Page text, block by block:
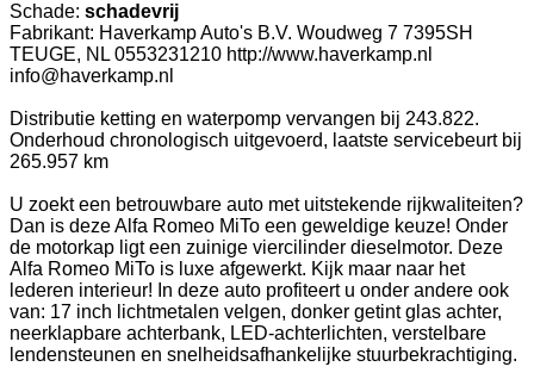
Schade: schadevrij
Fabrikant: Haverkamp Auto's B.V. Woudweg 7 7395SH
TEUGE, NL 0553231210 http://www.haverkamp.nl
info@haverkamp.nl
Distributie ketting en waterpomp vervangen bij 243.822.
Onderhoud chronologisch uitgevoerd, laatste servicebeurt bij
265.957 km
U zoekt een betrouwbare auto met uitstekende rijkwaliteiten?
Dan is deze Alfa Romeo MiTo een geweldige keuze! Onder
de motorkap ligt een zuinige viercilinder dieselmotor. Deze
Alfa Romeo MiTo is luxe afgewerkt. Kijk maar naar het
lederen interieur! In deze auto profiteert u onder andere ook
van: 17 inch lichtmetalen velgen, donker getint glas achter,
neerklapbare achterbank, LED-achterlichten, verstelbare
lendensteunen en snelheidsafhankelijke stuurbekrachtiging.